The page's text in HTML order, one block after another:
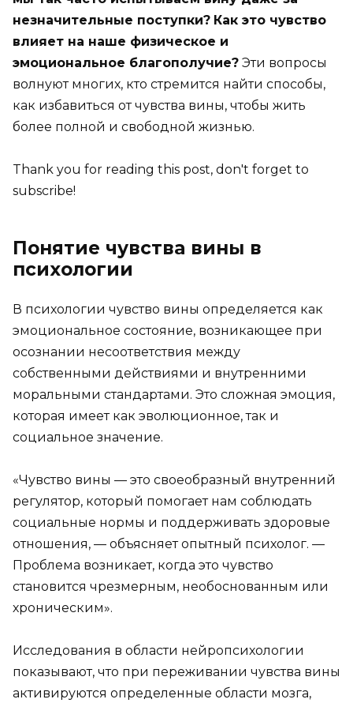
незначительные поступки? Как это чувство
влияет на наше физическое и
эмоциональное благополучие? Эти вопросы
волнуют многих, кто стремится найти способы,
как избавиться от чувства вины, чтобы жить
более полной и свободной жизнью.
Thank you for reading this post, don't forget to
subscribe!
Понятие чувства вины в
психологии
В психологии чувство вины определяется как
эмоциональное состояние, возникающее при
осознании несоответствия между
собственными действиями и внутренними
моральными стандартами. Это сложная эмоция,
которая имеет как эволюционное, так и
социальное значение.
«Чувство вины — это своеобразный внутренний
регулятор, который помогает нам соблюдать
социальные нормы и поддерживать здоровые
отношения, — объясняет опытный психолог. —
Проблема возникает, когда это чувство
становится чрезмерным, необоснованным или
хроническим».
Исследования в области нейропсихологии
показывают, что при переживании чувства вины
активируются определенные области мозга,